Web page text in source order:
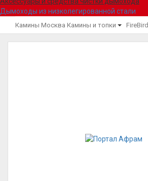
Дымоходы из низколегированной стали
Камины Москва Камины и топки FireBird